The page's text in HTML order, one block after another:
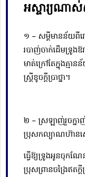
អស្ចារ្យណាស់
១ – សម្តីមានន័យពីរ
របាញ់ចាក់ដើមទ្រូង
មាត់ក្រៅតែក្នុងគ្មាន
ស្ត្រីខូចក្តីប្រាថ្នា។
២ – ស្រឡាញ់រួចក្នា
ប្រុសកល្យាណហ៊ានស្
ធ្វើឱ្យទ្រូងអូនចុកណ
ប្រុសព្រានចង្រៃឥតក្